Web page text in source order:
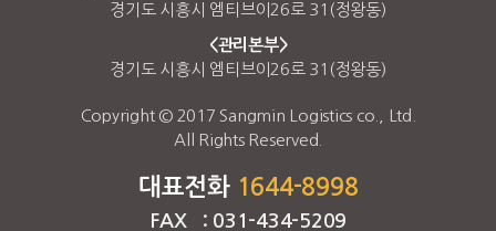
경기도 시흥시 엠티브이26로 31(정왕동)
<관리본부>
경기도 시흥시 엠티브이26로 31(정왕동)
Copyright © 2017 Sangmin Logistics co., Ltd.
All Rights Reserved.
대표전화 1644-8998
FAX : 031-434-5209